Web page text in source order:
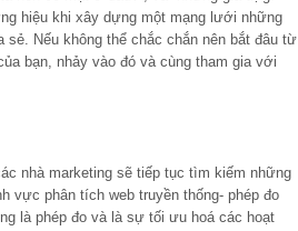
hiệu khi xây dựng một mạng lưới những
Nếu không thể chắc chắn nên bắt đâu từ
bạn, nhảy vào đó và cùng tham gia với
nhà marketing sẽ tiếp tục tìm kiếm những
vực phân tích web truyền thống- phép đo
là phép đo và là sự tối ưu hoá các hoạt